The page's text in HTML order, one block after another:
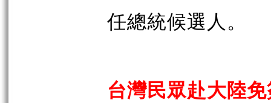
任總統候選人。
台灣民眾赴大陸